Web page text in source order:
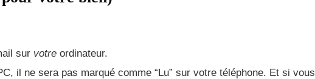
sur votre ordinateur.
il ne sera pas marqué comme “Lu” sur votre téléphone. Et si vous